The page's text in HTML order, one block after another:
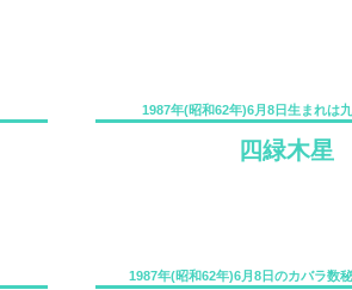
1987年(昭和62年)6月8日生まれは
四緑木星
1987年(昭和62年)6月8日のカバラ数